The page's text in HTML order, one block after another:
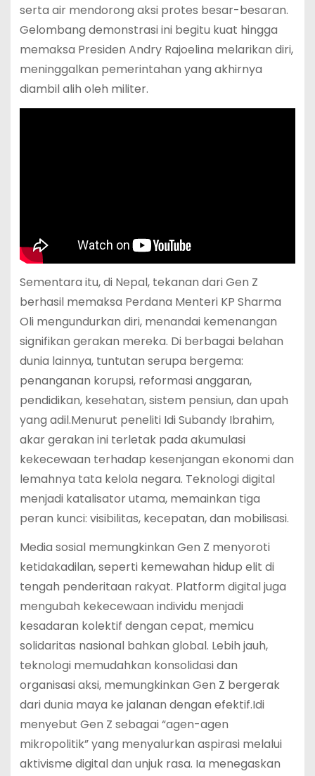
serta air mendorong aksi protes besar-besaran.
Gelombang demonstrasi ini begitu kuat hingga
memaksa Presiden Andry Rajoelina melarikan diri,
meninggalkan pemerintahan yang akhirnya
diambil alih oleh militer.
Sementara itu, di Nepal, tekanan dari Gen Z
berhasil memaksa Perdana Menteri KP Sharma
Oli mengundurkan diri, menandai kemenangan
signifikan gerakan mereka. Di berbagai belahan
dunia lainnya, tuntutan serupa bergema:
penanganan korupsi, reformasi anggaran,
pendidikan, kesehatan, sistem pensiun, dan upah
yang adil.Menurut peneliti Idi Subandy Ibrahim,
akar gerakan ini terletak pada akumulasi
kekecewaan terhadap kesenjangan ekonomi dan
lemahnya tata kelola negara. Teknologi digital
menjadi katalisator utama, memainkan tiga
peran kunci: visibilitas, kecepatan, dan mobilisasi.
Media sosial memungkinkan Gen Z menyoroti
ketidakadilan, seperti kemewahan hidup elit di
tengah penderitaan rakyat. Platform digital juga
mengubah kekecewaan individu menjadi
kesadaran kolektif dengan cepat, memicu
solidaritas nasional bahkan global. Lebih jauh,
teknologi memudahkan konsolidasi dan
organisasi aksi, memungkinkan Gen Z bergerak
dari dunia maya ke jalanan dengan efektif.Idi
menyebut Gen Z sebagai “agen-agen
mikropolitik” yang menyalurkan aspirasi melalui
aktivisme digital dan unjuk rasa. Ia menegaskan